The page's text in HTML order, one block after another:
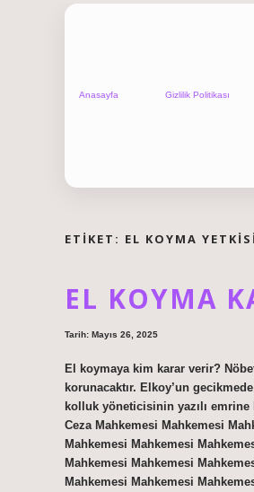
Anasayfa Gizlilik Politikası
ETIKET: EL KOYMA
EL KOYMA
Tarih: Mayıs 26, 2025
El koymaya kim karar verir?
korunacaktır. Elkoy’un
kolluk yöneticisinin yazılı
Ceza Mahkemesi Mahkemesi
Mahkemesi Mahkemesi
Mahkemesi Mahkemesi
Mahkemesi Mahkemesi